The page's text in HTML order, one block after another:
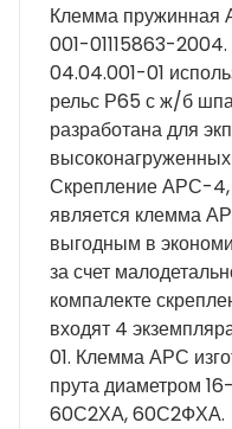
Клемма
001-01115863-
04.04.001-01
рельс Р65 с ж/б
разработана для
Скрепление АРС-4,
является клемма
выгодным в
за счет
компалекте
входят 4
01. Клемма АРС
прута диаметром
60С2ХА, 60С2ФХА.